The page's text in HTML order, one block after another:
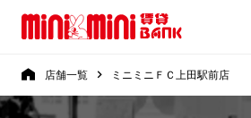
店舗一覧 ミニミニＦＣ上田駅前店